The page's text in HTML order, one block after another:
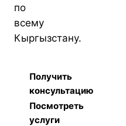
по
всему
Кыргызстану.
Получить
консультацию
Посмотреть
услуги